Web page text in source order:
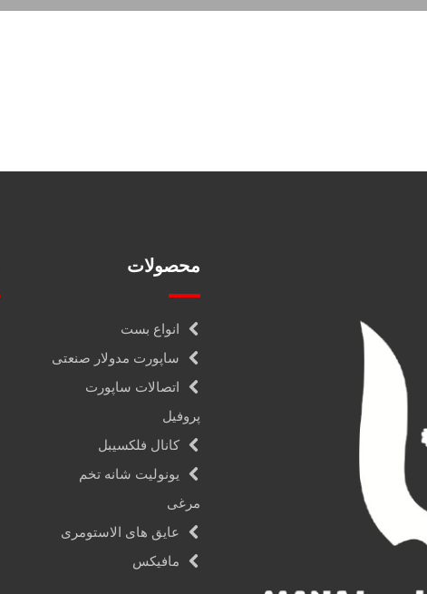
محصولات
انواع بست
ساپورت مدولار صنعتی
اتصالات ساپورت
پروفیل
کانال فلکسیبل
یونولیت شانه تخم
مرغی
عایق های الاستومری
مافیکس